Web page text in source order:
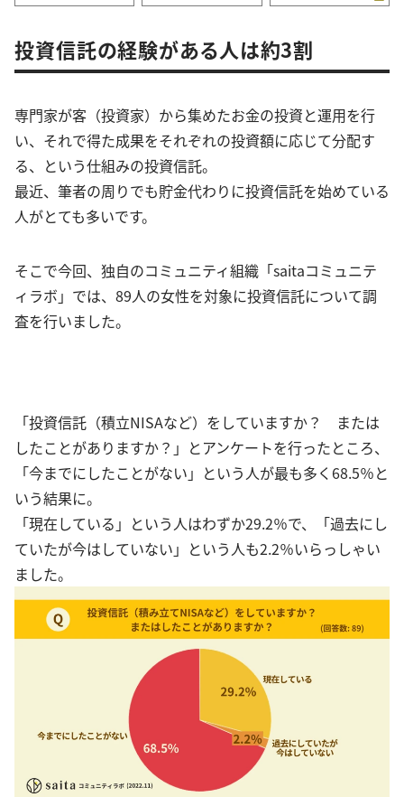
投資信託の経験がある人は約3割
専門家が客（投資家）から集めたお金の投資と運用を行
い、それで得た成果をそれぞれの投資額に応じて分配す
る、という仕組みの投資信託。
最近、筆者の周りでも貯金代わりに投資信託を始めている
人がとても多いです。
そこで今回、独自のコミュニティ組織「saitaコミュニテ
ィラボ」では、89人の女性を対象に投資信託について調
査を行いました。
「投資信託（積立NISAなど）をしていますか？ または
したことがありますか？」とアンケートを行ったところ、
「今までにしたことがない」という人が最も多く68.5％と
いう結果に。
「現在している」という人はわずか29.2％で、「過去にし
ていたが今はしていない」という人も2.2％いらっしゃい
ました。